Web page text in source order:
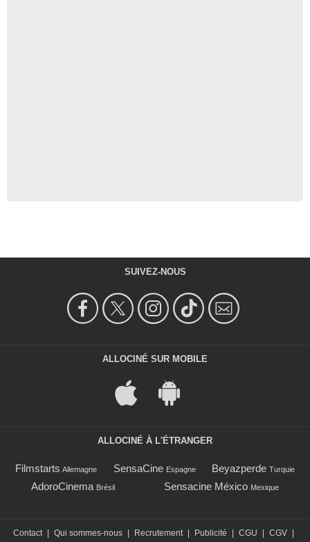
SUIVEZ-NOUS
ALLOCINÉ SUR MOBILE
ALLOCINÉ À L'ÉTRANGER
Filmstarts Allemagne SensaCine Espagne Beyazperde Turquie
AdoroCinema Brésil Sensacine México Mexique
Contact Qui sommes-nous Recrutement Publicité CGU CGV